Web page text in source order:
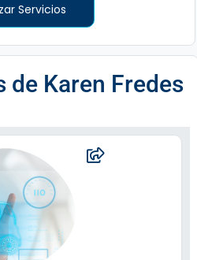
Servicios
de Karen Fredes